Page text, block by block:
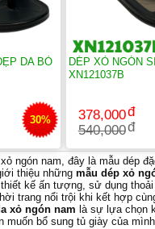
thật đã qua xử lý kỹ càng có
do ảnh hưởng của thời
làm từ chất liệu cao su đúc
nên quý khách hoàn toàn có
dep sandal
DA BÒ
30%
DÉP XỎ NGÓN
XN121037B
378,000
540,000
ngón nam, đây là mẫu dép
thiệu những mẫu dép xỏ
kế ấn tượng, sử dụng
trang nổi trội khi kết hợp
xỏ ngón nam là sự lựa chọn
muốn bổ sung tủ giày của